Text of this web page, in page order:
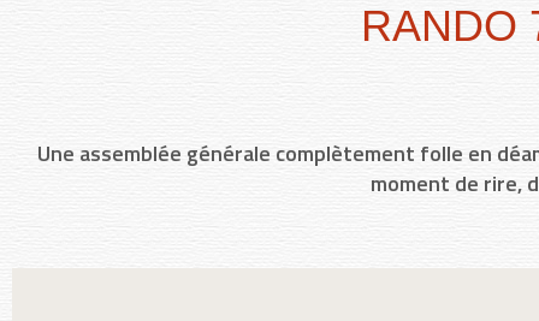
RANDO
Une assemblée générale complètement folle en
moment de rire,